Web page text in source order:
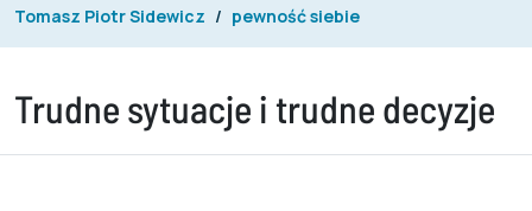
Tomasz Piotr Sidewicz pewność siebie
Trudne sytuacje i trudne decyzje